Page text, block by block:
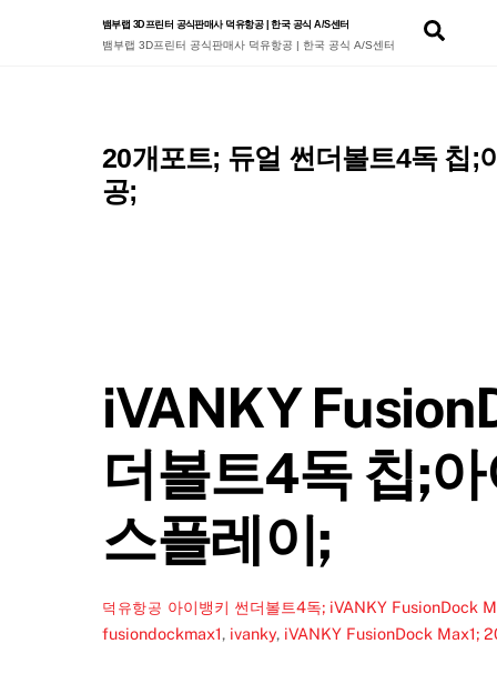
뱀부랩 3D프린터 공식판매사 덕유항공 | 한국 공식 A/S센터
뱀부랩 3D프린터 공식판매사 덕유항공 | 한국 공식 A/S센터
20개포트; 듀얼 썬더볼트4독 칩;
공;
iVANKY
더볼트4독 칩;
스플레이;
덕유항공 아이뱅키 썬더볼트4독; iVANKY FusionDock
fusiondockmax1, ivanky, iVANKY FusionDock Max1;